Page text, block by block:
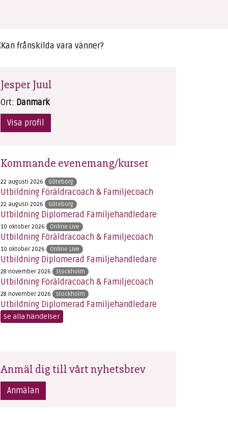
Jesper Juul
Ort: Danmark
Visa profil
Kommande evenemang/kurser
22 augusti 2026 Göteborg
Utbildning Föräldracoach & Familjecoach
22 augusti 2026 Göteborg
Utbildning Diplomerad Familjehandledare
10 oktober 2026 Online Live
Utbildning Föräldracoach & Familjecoach
10 oktober 2026 Online Live
Utbildning Diplomerad Familjehandledare
28 november 2026 Stockholm
Utbildning Föräldracoach & Familjecoach
28 november 2026 Stockholm
Utbildning Diplomerad Familjehandledare
Se alla händelser
Anmäl dig till vårt nyhetsbrev
Anmälan